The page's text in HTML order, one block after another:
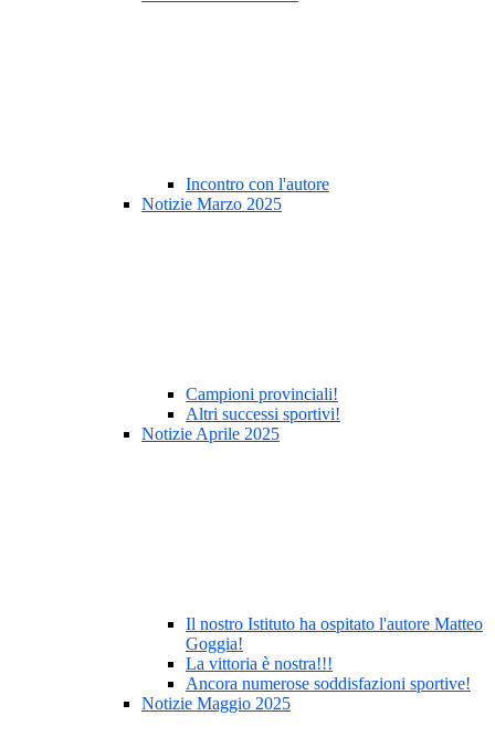
Incontro con l'autore
Notizie Marzo 2025
Campioni provinciali!
Altri successi sportivi!
Notizie Aprile 2025
Il nostro Istituto ha ospitato l'autore Matteo
Goggia!
La vittoria è nostra!!!
Ancora numerose soddisfazioni sportive!
Notizie Maggio 2025